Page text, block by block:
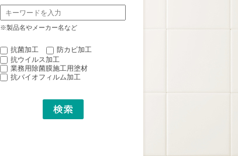
※製品名やメーカー名など
抗菌加工
防カビ加工
抗ウイルス加工
業務用除菌膜施工用塗材
抗バイオフィルム加工